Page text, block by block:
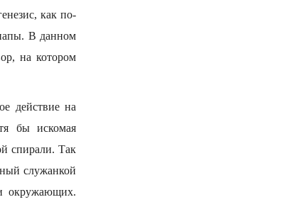
как по-
В данном
на котором
действие на
бы искомая
спирали. Так
служанкой
окружающих.